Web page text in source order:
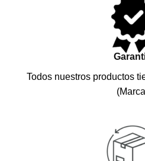
Todos nuestros productos